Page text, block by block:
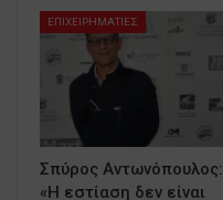
ΕΠΙΧΕΙΡΗΜΑΤΙΕΣ
Σπύρος Αντωνόπουλος:
«Η εστίαση δεν είναι